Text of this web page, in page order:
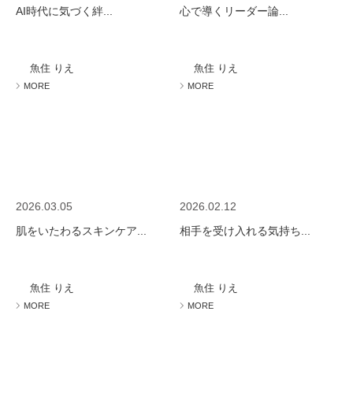
AI時代に気づく絆...
魚住 りえ
MORE
心で導くリーダー論...
魚住 りえ
MORE
2026.03.05
肌をいたわるスキンケア...
魚住 りえ
MORE
2026.02.12
相手を受け入れる気持ち...
魚住 りえ
MORE